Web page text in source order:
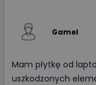
Gamel
Mam płytkę od
uszkodzonych